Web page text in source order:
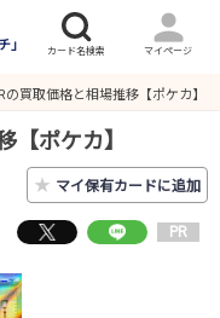
」
の買取価格と相場推移【ポケカ】
【ポケカ】
★ マイ保有カードに追加
PR